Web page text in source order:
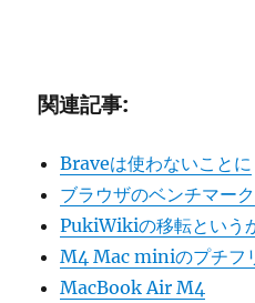
関連記事:
Braveは使わないことに
ブラウザのベンチマーク
PukiWikiの移転という
M4 Mac miniのプチフ
MacBook Air M4